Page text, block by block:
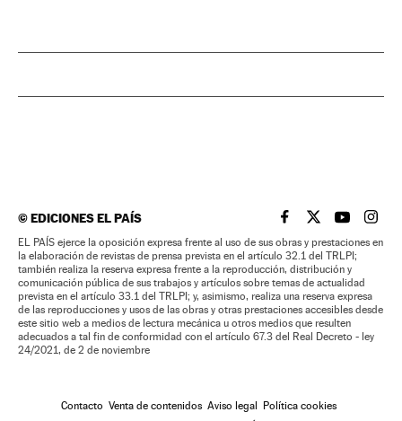
©EDICIONES EL PAÍS EL PAÍS BRASIL EN
EL PAÍSEL PAÍS
EL
EL PAÍS ejerce la oposición expresa frente al uso de sus obras y prestaciones en
la elaboración de revistas de prensa prevista en el artículo 32.1 del TRLPI;
también realiza la reserva expresa frente a la reproducción, distribución y
comunicación pública de sus trabajos y artículos sobre temas de actualidad
prevista en el artículo 33.1 del TRLPI; y, asimismo, realiza una reserva expresa
de las reproducciones y usos de las obras y otras prestaciones accesibles desde
este sitio web a medios de lectura mecánica u otros medios que resulten
adecuados a tal fin de conformidad con el artículo 67.3 del Real Decreto - ley
24/2021, de 2 de noviembre
Contacto Venta de contenidos Aviso legal Política cookies